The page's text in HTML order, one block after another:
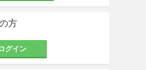
方
グイン